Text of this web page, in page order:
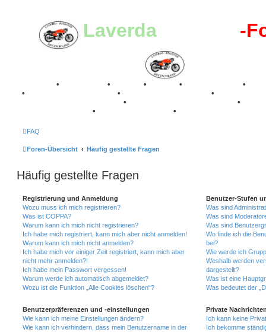
Laverda-Register -
• • • • •
•
•
•
•
•
• •
FAQ
Foren-Übersicht Häufig gestellte Fragen
Häufig gestellte Fragen
Registrierung und Anmeldung
Wozu muss ich mich registrieren?
Was ist COPPA?
Warum kann ich mich nicht registrieren?
Ich habe mich registriert, kann mich aber nicht anmelden!
Warum kann ich mich nicht anmelden?
Ich habe mich vor einiger Zeit registriert, kann mich aber
nicht mehr anmelden?!
Ich habe mein Passwort vergessen!
Warum werde ich automatisch abgemeldet?
Wozu ist die Funktion „Alle Cookies löschen“?
Benutzerpräferenzen und -einstellungen
Wie kann ich meine Einstellungen ändern?
Wie kann ich verhindern, dass mein Benutzername in der
Benutzer-Stufen
Was sind
Was sind
Was sind
Wo finde ich die
bei?
Wie werde ich
Weshalb werden
dargestellt?
Was ist eine
Was bedeutet der
Private
Ich kann keine
Ich bekomme